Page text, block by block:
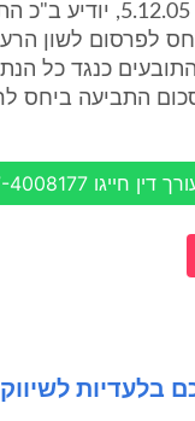
לאור החלטתי מיום
לפרסום לשון
כנגד כל
077-4008177
בלעדיות לשיווק